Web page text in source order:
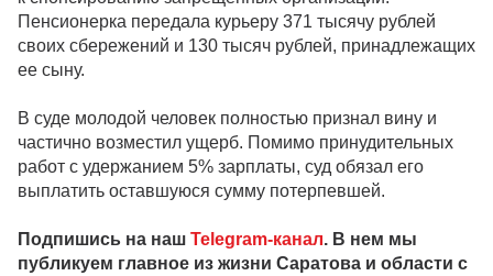
Пенсионерка передала курьеру 371 тысячу рублей
своих сбережений и 130 тысяч рублей, принадлежащих
ее сыну.
В суде молодой человек полностью признал вину и
частично возместил ущерб. Помимо принудительных
работ с удержанием 5% зарплаты, суд обязал его
выплатить оставшуюся сумму потерпевшей.
Подпишись на наш Telegram-канал. В нем мы
публикуем главное из жизни Саратова и области с